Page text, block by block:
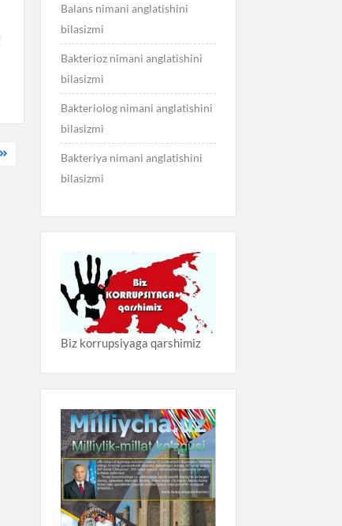
Balans nimani anglatishini
bilasizmi
Bakterioz nimani anglatishini
bilasizmi
Bakteriolog nimani anglatishini
bilasizmi
Bakteriya nimani anglatishini
bilasizmi
Biz korrupsiyaga qarshimiz